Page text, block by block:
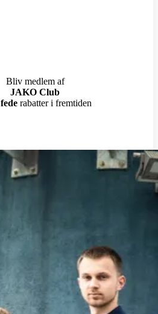
Bliv medlem af
JAKO Club
federabatter i fremtiden